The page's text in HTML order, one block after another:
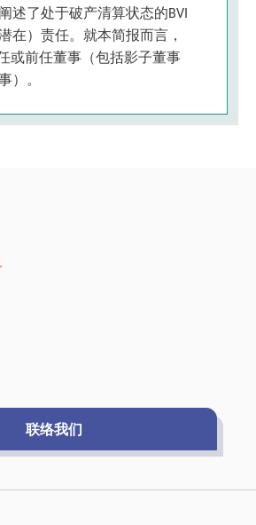
述了处于破产清算状态的BVI
在）责任。就本简报而言，
或前任董事（包括影子董事
）。
联络我们